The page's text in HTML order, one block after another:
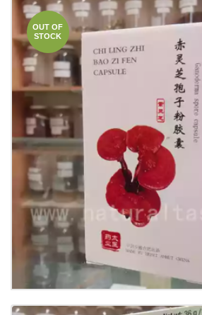
OUT OF
STOCK
Ganoderma spore capsule
Jiao Nang)
15.00